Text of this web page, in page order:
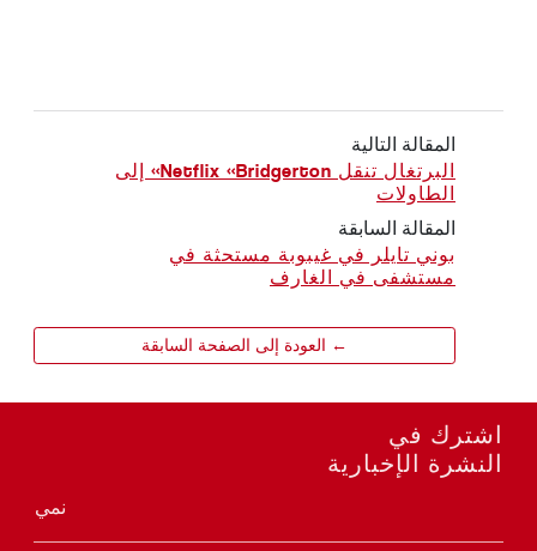
المقالة التالية
البرتغال تنقل Netflix «Bridgerton» إلى
الطاولات
المقالة السابقة
بوني تايلر في غيبوبة مستحثة في
مستشفى في الغارف
← العودة إلى الصفحة السابقة
اشترك في
النشرة الإخبارية
نمي